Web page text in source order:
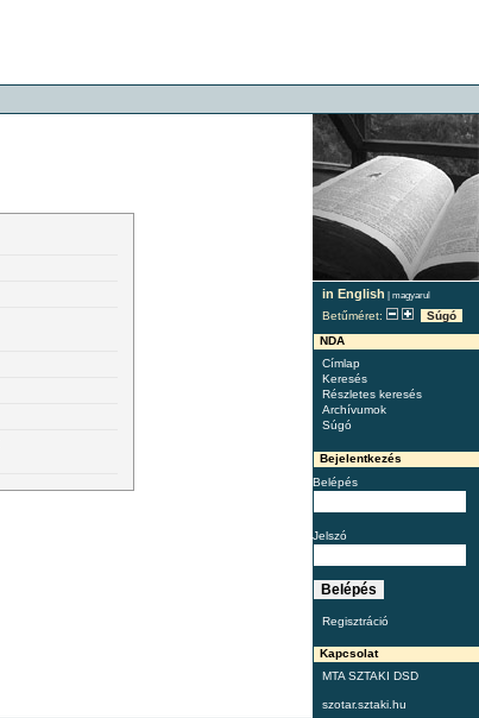
in English | magyarul
Betűméret:
Súgó
NDA
Címlap
Keresés
Részletes keresés
Archívumok
Súgó
Bejelentkezés
Belépés
Jelszó
Regisztráció
Kapcsolat
MTA SZTAKI DSD
szotar.sztaki.hu